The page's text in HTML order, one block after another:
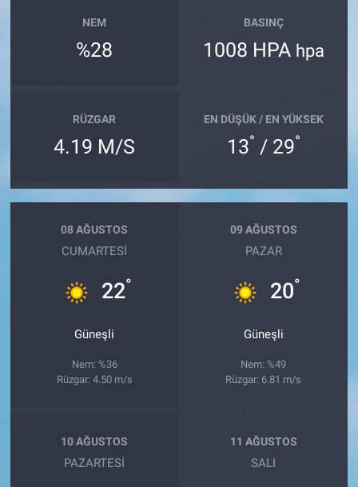
NEM
%28
BASINÇ
1008 HPA hpa
RÜZGAR
4.19 M/S
EN DÜŞÜK / EN YÜKSEK
13° / 29°
08 AĞUSTOS
CUMARTESI
22°
Güneşli
Nem: %36
Rüzgar: 4.50 m/s
09 AĞUSTOS
PAZAR
20°
Güneşli
Nem: %49
Rüzgar: 6.81 m/s
10 AĞUSTOS
PAZARTESI
11 AĞUSTOS
SALI